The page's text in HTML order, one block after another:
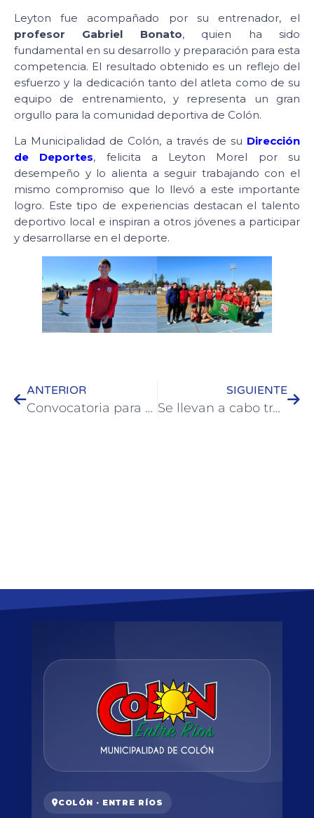
Leyton fue acompañado por su entrenador, el
profesor Gabriel Bonato, quien ha sido
fundamental en su desarrollo y preparación para esta
competencia. El resultado obtenido es un reflejo del
esfuerzo y la dedicación tanto del atleta como de su
equipo de entrenamiento, y representa un gran
orgullo para la comunidad deportiva de Colón.
La Municipalidad de Colón, a través de su Dirección
de Deportes, felicita a Leyton Morel por su
desempeño y lo alienta a seguir trabajando con el
mismo compromiso que lo llevó a este importante
logro. Este tipo de experiencias destacan el talento
deportivo local e inspiran a otros jóvenes a participar
y desarrollarse en el deporte.
ANTERIOR
Convocatoria para estudiantes de profesorados: Programa “Educando en Movimiento”
SIGUIENTE
Se llevan a cabo trabajos de recuperación costera de Colón
COLÓN · ENTRE RÍOS